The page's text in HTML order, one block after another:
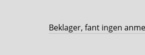
Beklager, fant ingen